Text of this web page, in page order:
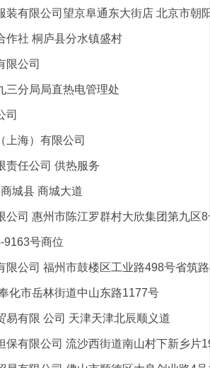
装有限公司望京阜通东大街店 北京市朝
作社 桐庐县分水镇盛村
限公司
三分局局直热电管理处
司
上海）有限公司
责任公司 供热服务
城县 商城大道
公司 惠州市陈江罗群村大欣集团第九区8
9163号商位
限公司 福州市鼓楼区工业路498号省筑
化市岳林街道中山东路1177号
易有限 公司 天津天津北辰顺义道
保有限公司 流沙西街道南山村下新乡片